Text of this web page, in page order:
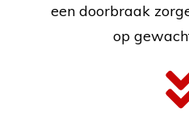
een doorbraak
op